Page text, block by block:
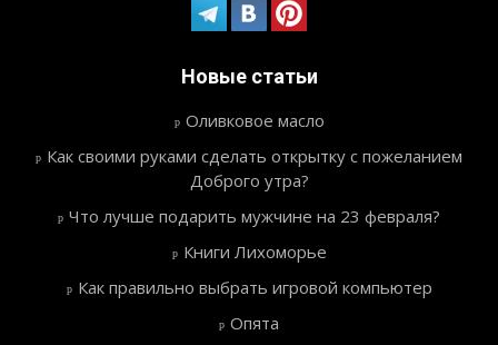
Новые статьи
Оливковое масло
Как своими руками сделать открытку с пожеланием
Доброго утра?
Что лучше подарить мужчине на 23 февраля?
Книги Лихоморье
Как правильно выбрать игровой компьютер
Опята